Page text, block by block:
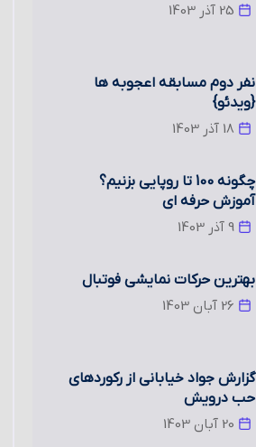
نفر دوم مسابقه اعجوبه ها
{ویدئو}
چگونه 100 تا روپایی بزنیم؟
آموزش حرفه ای
9 آذر 1403
بهترین حرکات نمایشی فوتبال
گزارش جواد خیابانی از رکوردهای
حب درویش